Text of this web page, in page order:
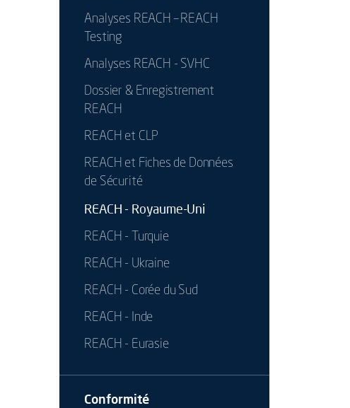
Analyses REACH – REACH
Testing
Analyses REACH - SVHC
Dossier & Enregistrement
REACH
REACH et CLP
REACH et Fiches de Données
de Sécurité
REACH - Royaume-Uni
REACH - Turquie
REACH - Ukraine
REACH - Corée du Sud
REACH - Inde
REACH - Eurasie
Conformité